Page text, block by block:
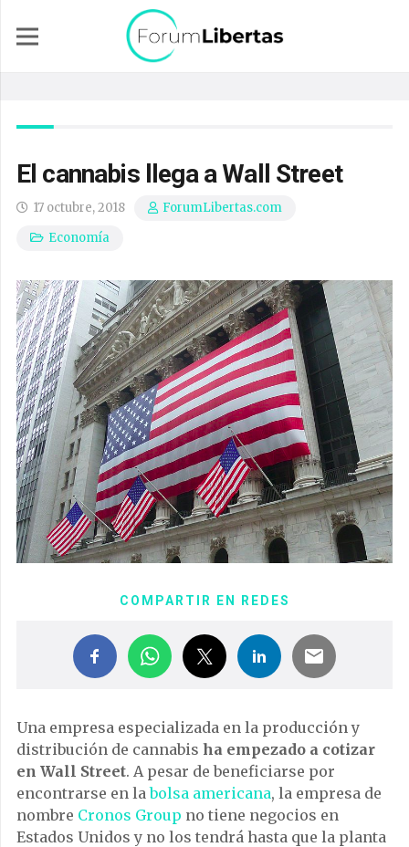
El cannabis llega a Wall Street
17 octubre, 2018
ForumLibertas.com
Economía
COMPARTIR EN REDES
Una empresa especializada en la producción y
distribución de cannabis ha empezado a cotizar
en Wall Street. A pesar de beneficiarse por
encontrarse en labolsa americana, la empresa de
nombre Cronos Group no tiene negocios en
Estados Unidos y no los tendrá hasta que la planta